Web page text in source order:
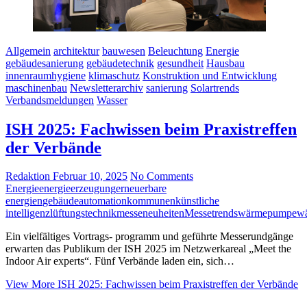
Allgemein architektur bauwesen Beleuchtung Energie
gebäudesanierung gebäudetechnik gesundheit Hausbau
innenraumhygiene klimaschutz Konstruktion und Entwicklung
maschinenbau Newsletterarchiv sanierung Solartrends
Verbandsmeldungen Wasser
ISH 2025: Fachwissen beim Praxistreffen
der Verbände
Redaktion Februar 10, 2025 No Comments
Energieenergieerzeugungerneuerbare
energiengebäudeautomationkommunenkünstliche
intelligenzlüftungstechnikmesseneuheitenMessetrendswärmepumpe
Ein vielfältiges Vortrags- programm und geführte Messerundgänge
erwarten das Publikum der ISH 2025 im Netzwerkareal „Meet the
Indoor Air experts“. Fünf Verbände laden ein, sich…
View More ISH 2025: Fachwissen beim Praxistreffen der Verbände